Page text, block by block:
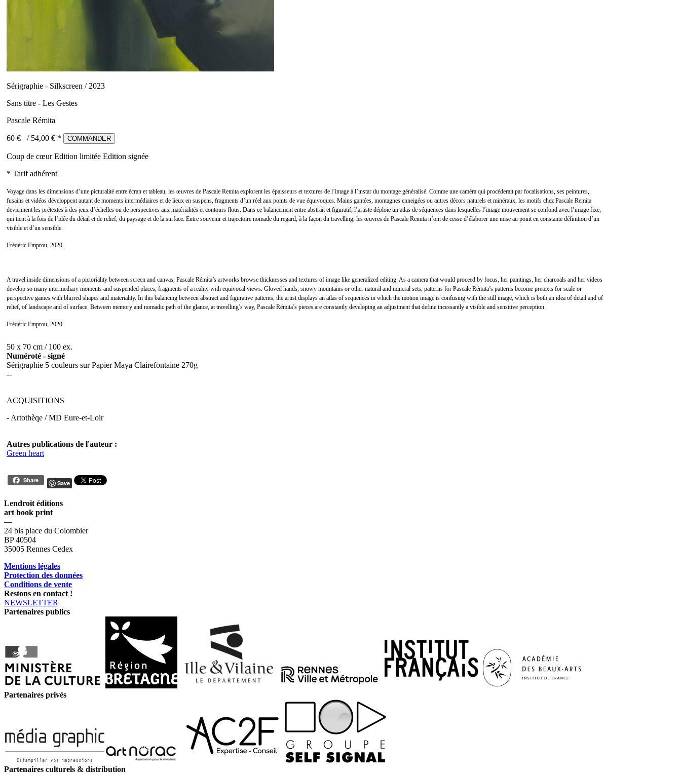
Sérigraphie - Silkscreen / 2023
Sans titre - Les Gestes
Pascale Rémita
60 € / 54,00 € * COMMANDER
Coup de cœur Edition limitée Edition signée
* Tarif adhérent
Voyage dans les dimensions d’une picturalité entre écran et tableau, les œuvres de Pascale Remita explorent les épaisseurs et textures de l’image à l’instar du montage généralisé. Comme une caméra qui procéderait par focalisations, ses peintures,
fusains et vidéos développent autant de moments intermédiaires et de lieux en suspens, fragments d’un réel aux points de vue équivoques. Mains gantées, montagnes enneigées ou autres décors naturels et minéraux, les motifs chez Pascale Remita
deviennent les prétextes à des jeux d’échelles ou de perspectives aux matérialités et contours flous. Dans ce balancement entre abstrait et figuratif, l’artiste déploie un atlas de séquences dans lesquelles l’image mouvement se confond avec l’image fixe,
qui tient à la fois de l’idée du détail et de relief, du paysage et de la surface. Entre souvenir et trajectoire nomade du regard, à la façon du travelling, les œuvres de Pascale Remita n’ont de cesse d’élaborer une mise au point en constante définition d’un
visible et d’un sensible.
Frédéric Emprou, 2020
A travel inside dimensions of a pictoriality between screen and canvas, Pascale Rémita’s artworks browse thicknesses and textures of image like generalized editing. As a camera that would proceed by focus, her paintings, her charcoals and her videos
develop so many intermediary moments and suspended places, fragments of a reality with equivocal views. Gloved hands, snowy mountains or other natural and mineral sets, patterns for Pascale Rémita’s patterns become pretexts for scale or
perspective games with blurred shapes and materiality. In this balancing between abstract and figurative patterns, the artist displays an atlas of sequences in which the motion image is confusing with the still image, which is both an idea of detail and of
relief, of landscape and of surface. Between memory and nomadic path of the glance, at travelling’s way, Pascale Rémita’s pieces are constantly developing an adjustment that define incessantly a visible and sensitive perception.
Frédéric Emprou, 2020
50 x 70 cm / 100 ex.
Numéroté - signé
Sérigraphie 5 couleurs sur Papier Maya Clairefontaine 270g
--
ACQUISITIONS
- Artothèqe / MD Eure-et-Loir
Autres publications de l'auteur :
Green heart
Share Save
Lendroit éditions
art book print
—
24 bis place du Colombier
BP 40504
35005 Rennes Cedex
Mentions légales
Protection des données
Conditions de vente
Restons en contact !
NEWSLETTER
Partenaires publics
Partenaires privés
Partenaires culturels & distribution